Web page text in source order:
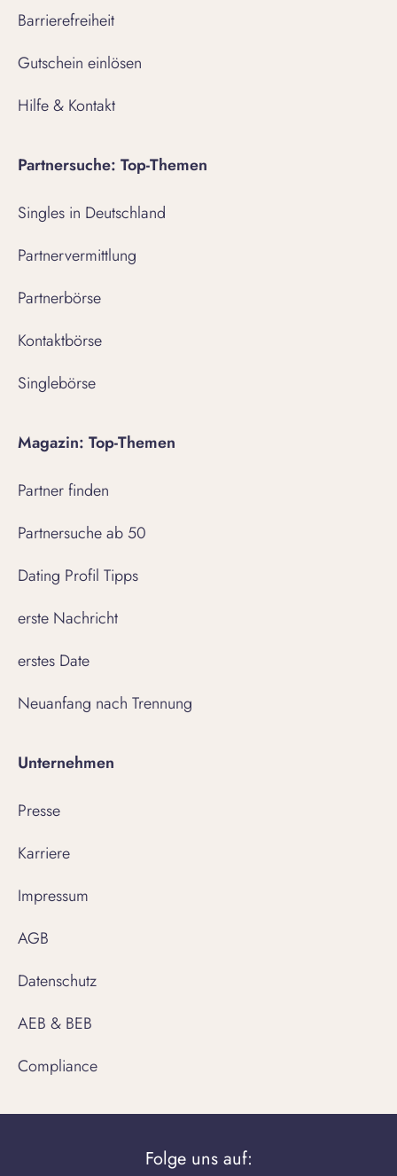
Barrierefreiheit
Gutschein einlösen
Hilfe & Kontakt
Partnersuche: Top-Themen
Singles in Deutschland
Partnervermittlung
Partnerbörse
Kontaktbörse
Singlebörse
Magazin: Top-Themen
Partner finden
Partnersuche ab 50
Dating Profil Tipps
erste Nachricht
erstes Date
Neuanfang nach Trennung
Unternehmen
Presse
Karriere
Impressum
AGB
Datenschutz
AEB & BEB
Compliance
Folge uns auf: